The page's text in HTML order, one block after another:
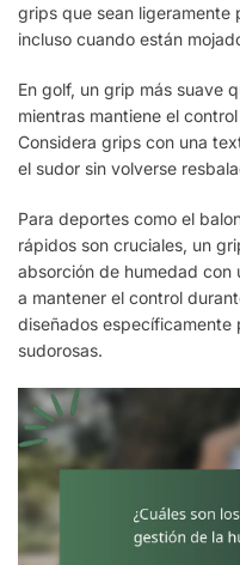
grips que sean ligeramente
incluso cuando están
En golf, un grip más suave
mientras mantiene el
Considera grips con una
el sudor sin volverse
Para deportes como el
rápidos son cruciales, un
absorción de humedad
a mantener el control
diseñados
sudorosas.